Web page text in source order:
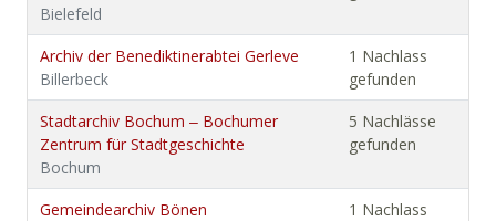
Bielefeld
Archiv der Benediktinerabtei Gerleve
Billerbeck
1 Nachlass
gefunden
Stadtarchiv Bochum ‒ Bochumer
Zentrum für Stadtgeschichte
Bochum
5 Nachlässe
gefunden
Gemeindearchiv Bönen
1 Nachlass